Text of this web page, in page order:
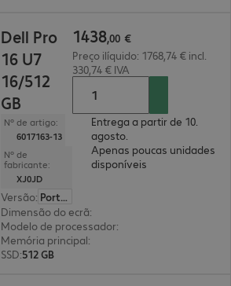
Dell Pro
16 U7
16/512
GB
Nº de artigo:
6017163-13
Nº de
fabricante:
XJ0JD
Versão:
Português
Dimensão do ecrã:
Modelo de processador:
Memória principal:
SSD:512 GB
1438,00 €
Preço ilíquido: 1768,74 € incl.
330,74 € IVA
Entrega a partir de 10.
agosto.
Apenas poucas unidades
disponíveis